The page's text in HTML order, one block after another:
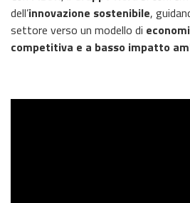
dell’innovazione sostenibile,
settore verso un modello di
competitiva e a basso impatto